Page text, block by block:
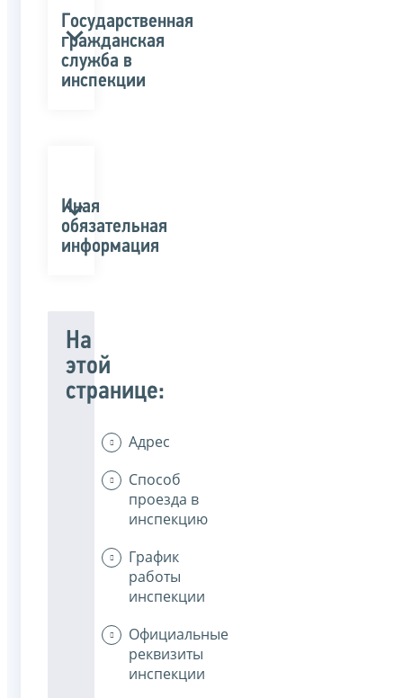
Государственная
гражданская
служба в
инспекции
Иная
обязательная
информация
На
этой
странице:
Адрес
Способ
проезда в
инспекцию
График
работы
инспекции
Официальные
реквизиты
инспекции